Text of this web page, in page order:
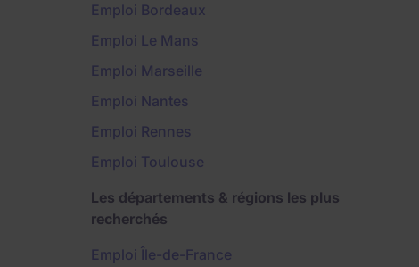
Emploi Bordeaux
Emploi Le Mans
Emploi Marseille
Emploi Nantes
Emploi Rennes
Emploi Toulouse
Les départements & régions les plus
recherchés
Emploi Île-de-France